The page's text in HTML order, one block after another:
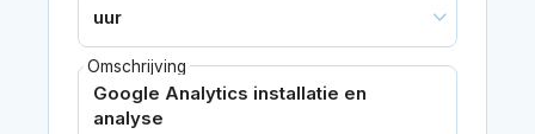
Omschrijving